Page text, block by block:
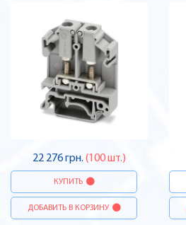
22 276 грн. (100 шт.)
КУПИТЬ
ДОБАВИТЬ В КОРЗИНУ